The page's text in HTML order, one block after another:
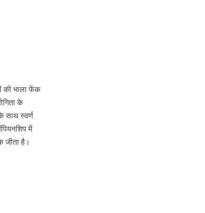
की भाला फेंक
के
साथ स्वर्ण
में
जीता है।